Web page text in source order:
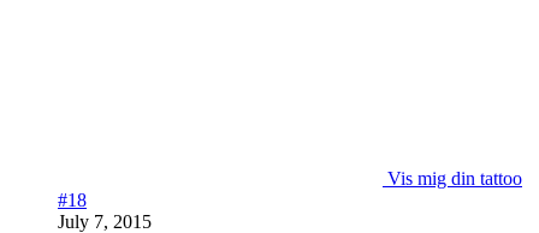
Vis mig din tattoo
#18
July 7, 2015